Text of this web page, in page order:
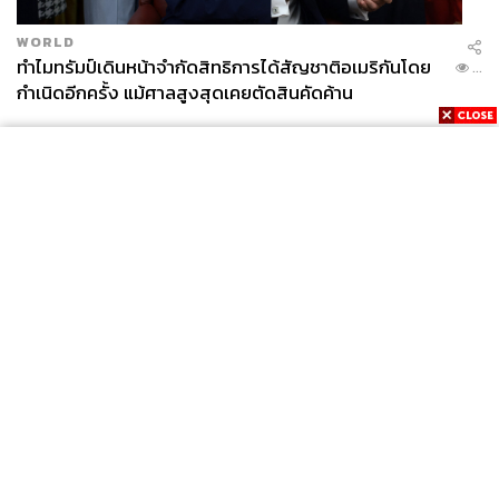
WORLD
ทำไมทรัมป์เดินหน้าจำกัดสิทธิการได้สัญชาติอเมริกันโดย
กำเนิดอีกครั้ง แม้ศาลสูงสุดเคยตัดสินคัดค้าน
...